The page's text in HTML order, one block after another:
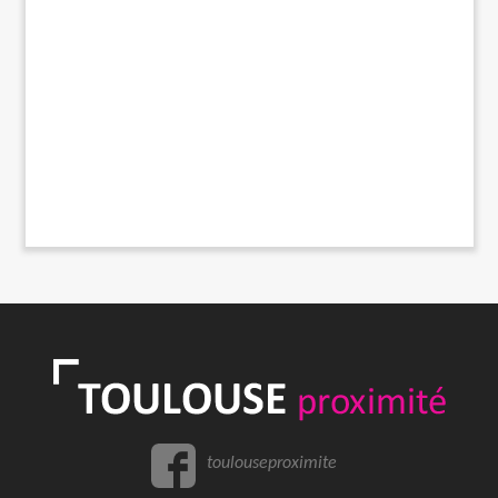
toulouseproximite